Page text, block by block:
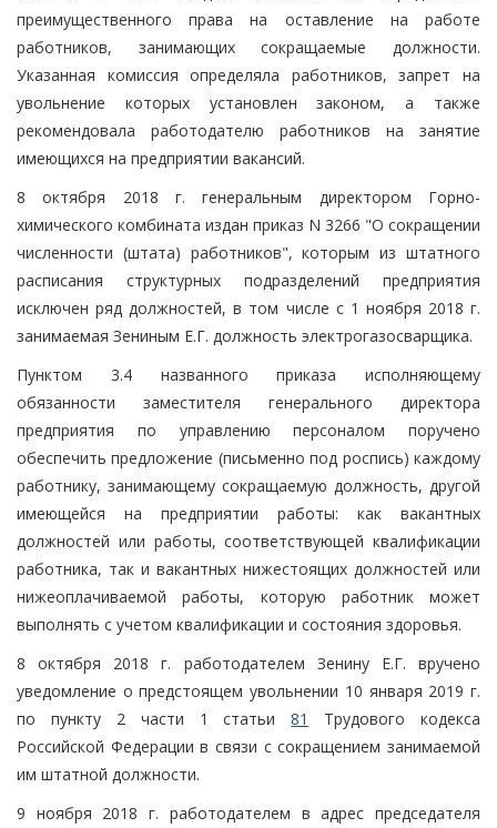
преимущественного права на оставление на работе
работников, занимающих сокращаемые должности.
Указанная комиссия определяла работников, запрет на
увольнение которых установлен законом, а также
рекомендовала работодателю работников на занятие
имеющихся на предприятии вакансий.
8 октября 2018 г. генеральным директором Горно-
химического комбината издан приказ N 3266 "О сокращении
численности (штата) работников", которым из штатного
расписания структурных подразделений предприятия
исключен ряд должностей, в том числе с 1 ноября 2018 г.
занимаемая Зениным Е.Г. должность электрогазосварщика.
Пунктом 3.4 названного приказа исполняющему
обязанности заместителя генерального директора
предприятия по управлению персоналом поручено
обеспечить предложение (письменно под роспись) каждому
работнику, занимающему сокращаемую должность, другой
имеющейся на предприятии работы: как вакантных
должностей или работы, соответствующей квалификации
работника, так и вакантных нижестоящих должностей или
нижеоплачиваемой работы, которую работник может
выполнять с учетом квалификации и состояния здоровья.
8 октября 2018 г. работодателем Зенину Е.Г. вручено
уведомление о предстоящем увольнении 10 января 2019 г.
по пункту 2 части 1 статьи81
Трудового кодекса
Российской Федерации в связи с сокращением занимаемой
им штатной должности.
9 ноября 2018 г. работодателем в адрес председателя